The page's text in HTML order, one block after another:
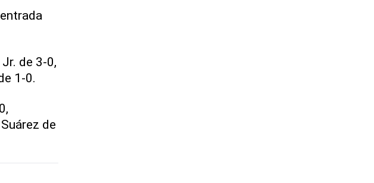
de 3-0,
1-0.
de